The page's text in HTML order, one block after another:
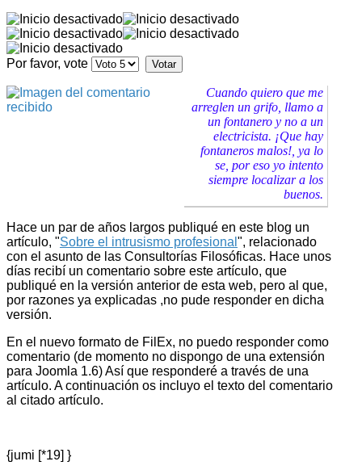
Por favor, vote
Cuando quiero que me
arreglen un grifo, llamo a
un fontanero y no a un
electricista. ¡Que hay
fontaneros malos!, ya lo
se, por eso yo intento
siempre localizar a los
buenos.
Hace un par de años largos publiqué en este blog un
artículo, "Sobre el intrusismo profesional ", relacionado
con el asunto de las Consultorías Filosóficas. Hace unos
días recibí un comentario sobre este artículo, que
publiqué en la versión anterior de esta web, pero al que,
por razones ya explicadas ,no pude responder en dicha
versión.
En el nuevo formato de FilEx, no puedo responder como
comentario (de momento no dispongo de una extensión
para Joomla 1.6) Así que responderé a través de una
artículo. A continuación os incluyo el texto del comentario
al citado artículo.
{jumi [*19] }